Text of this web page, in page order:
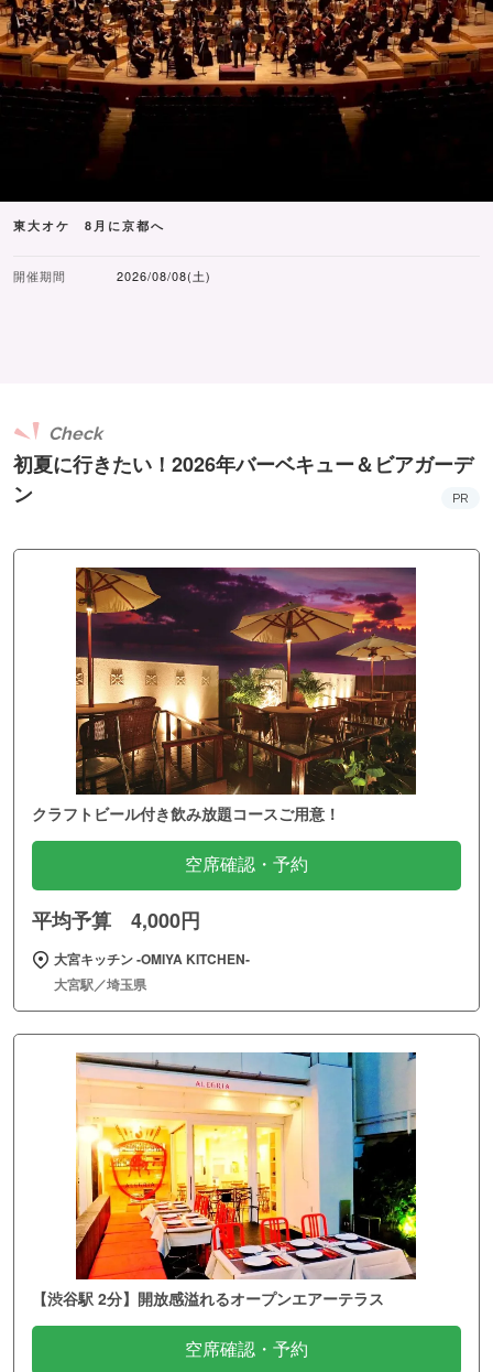
東大オケ 8月に京都へ
開催期間 2026/08/08(土)
初夏に行きたい！2026年バーベキュー＆ビアガーデ
ン
Check
PR
クラフトビール付き飲み放題コースご用意！
空席確認・予約
平均予算 4,000円
大宮キッチン ‐OMIYA KITCHEN‐
大宮駅／埼玉県
【渋谷駅 2分】開放感溢れるオープンエアーテラス
空席確認・予約